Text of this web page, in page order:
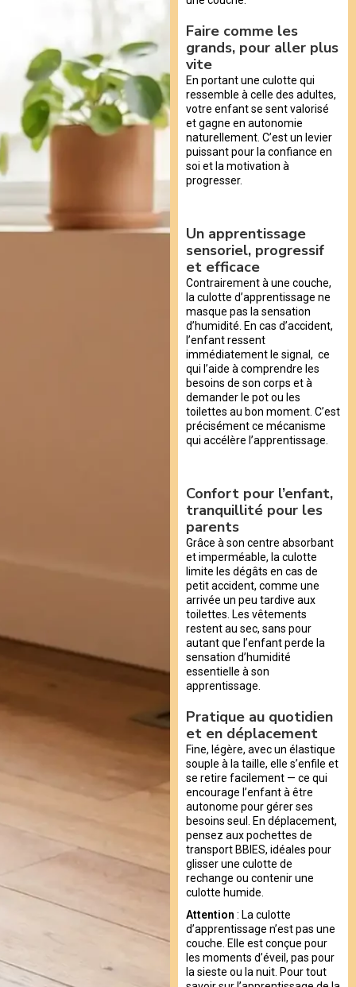
Faire comme les
grands, pour aller plus
vite
En portant une culotte qui
ressemble à celle des adultes,
votre enfant se sent valorisé
et gagne en autonomie
naturellement. C’est un levier
puissant pour la confiance en
soi et la motivation à
progresser.
Un apprentissage
sensoriel, progressif
et efficace
Contrairement à une couche,
la culotte d’apprentissage ne
masque pas la sensation
d’humidité. En cas d’accident,
l’enfant ressent
immédiatement le signal, ce
qui l’aide à comprendre les
besoins de son corps et à
demander le pot ou les
toilettes au bon moment. C’est
précisément ce mécanisme
qui accélère l’apprentissage.
Confort pour l’enfant,
tranquillité pour les
parents
Grâce à son centre absorbant
et imperméable, la culotte
limite les dégâts en cas de
petit accident, comme une
arrivée un peu tardive aux
toilettes. Les vêtements
restent au sec, sans pour
autant que l’enfant perde la
sensation d’humidité
essentielle à son
apprentissage.
Pratique au quotidien
et en déplacement
Fine, légère, avec un élastique
souple à la taille, elle s’enfile et
se retire facilement — ce qui
encourage l’enfant à être
autonome pour gérer ses
besoins seul. En déplacement,
pensez aux pochettes de
transport BBIES, idéales pour
glisser une culotte de
rechange ou contenir une
culotte humide.
Attention : La culotte
d’apprentissage n’est pas une
couche. Elle est conçue pour
les moments d’éveil, pas pour
la sieste ou la nuit. Pour tout